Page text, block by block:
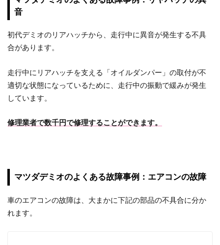
音
初代デミオのリアハッチから、走行中に異音が発生する不具
合があります。
走行中にリアハッチを支える「オイルダンパー」の取付が不
適切な状態になっているために、走行中の振動で緩みが発生
しています。
修理業者で数千円で修理することができます。
マツダデミオのよくある故障事例：エアコンの故障
車のエアコンの故障は、大まかに下記の部品の不具合に分か
れます。